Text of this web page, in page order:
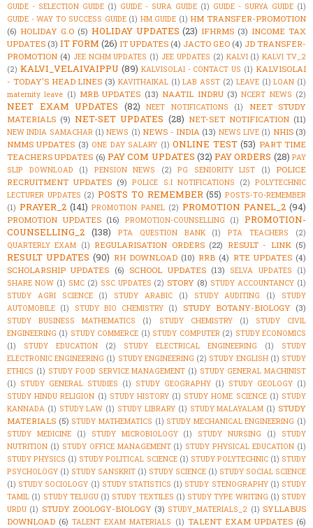
GUIDE - SELECTION GUIDE (1) GUIDE - SURA GUIDE (1) GUIDE - SURYA GUIDE (1)
GUIDE - WAY TO SUCCESS GUIDE (1) HM GUIDE (1) HM TRANSFER-PROMOTION
(6) HOLIDAY G.O (5) HOLIDAY UPDATES (23) IFHRMS (3) INCOME TAX
UPDATES (3) IT FORM (26) IT UPDATES (4) JACTO GEO (4) JD TRANSFER-
PROMOTION (4) JEE NCHM UPDATES (1) JEE UPDATES (2) KALVI (1) KALVI TV_2
(2) KALVI_VELAIVAIPPU (89) KALVISOLAI - CONTACT US (1) KALVISOLAI
- TODAY'S HEAD LINES (3) KAVITHAIKAL (1) LAB ASST (2) LEAVE (1) LOAN (1)
maternity leave (1) MRB UPDATES (13) NAATIL INDRU (3) NCERT NEWS (2)
NEET EXAM UPDATES (82) NEET NOTIFICATIONS (1)
NEET STUDY
MATERIALS (9) NET-SET UPDATES (28) NET-SET NOTIFICATION (11)
NEW INDIA SAMACHAR (1) NEWS (1) NEWS - INDIA (13) NEWS LIVE (1) NHIS (3)
NMMS UPDATES (3) ONE DAY SALARY (1) ONLINE TEST (53) PART TIME
TEACHERS UPDATES (6) PAY COM UPDATES (32) PAY ORDERS (28) PAY
SLIP DOWNLOAD
(1) PENSION NEWS (2) PG SENIORITY LIST (1)
POLICE
RECRUITMENT UPDATES (9) POLICE S.I NOTIFICATIONS (2) POLYTECHNIC
LECTURER UPDATES (2) POSTS TO REMEMBER (55) POSTS-TO-REMEMBER
(1) PRAYER_2 (141) PROMOTION PANEL (2) PROMOTION PANEL_2 (94)
PROMOTION UPDATES (16) PROMOTION-COUNSELLING (1)
PROMOTION-
COUNSELLING_2 (138) PTA QUESTION BANK (1) PTA TEACHERS
(2)
QUARTERLY EXAM (1) REGULARISATION ORDERS (22) RESULT - LINK (5)
RESULT UPDATES (90) RH DOWNLOAD (10) RRB (4) RTE UPDATES (4)
SCHOLARSHIP UPDATES (6) SCHOOL UPDATES (13) SELVA UPDATES
(1)
SHARE NOW (1) SMC (2) SSC UPDATES (2) STORY (8) STUDY ACCOUNTANCY (1)
STUDY AGRI SCIENCE
(1) STUDY ARABIC (1) STUDY AUDITING (1)
STUDY
AUTOMOBILE (1) STUDY BIO CHEMISTRY (1) STUDY BOTANY-BIOLOGY (3)
STUDY BUSINESS MATHEMATICS (1) STUDY CHEMISTRY (1)
STUDY CIVIL
ENGINEERING (1) STUDY COMMERCE (1) STUDY COMPUTER (2) STUDY ECONOMICS
(1)
STUDY EDUCATION (2) STUDY ELECTRICAL ENGINEERING (1)
STUDY
ELECTRONIC ENGINEERING (1) STUDY ENGINEERING (2) STUDY ENGLISH (1) STUDY
ETHICS (1) STUDY FOOD SERVICE MANAGEMENT (1) STUDY GENERAL MACHINIST
(1) STUDY GENERAL STUDIES (1) STUDY GEOGRAPHY (1) STUDY GEOLOGY (1)
STUDY HINDU RELIGION (1) STUDY HISTORY (1) STUDY HOME SCIENCE (1) STUDY
KANNADA (1) STUDY LAW (1) STUDY LIBRARY (1) STUDY MALAYALAM (1) STUDY
MATERIALS (5) STUDY MATHEMATICS (1) STUDY MECHANICAL ENGINEERING (1)
STUDY MEDICINE
(1) STUDY MICROBIOLOGY (1) STUDY NURSING (1)
STUDY
NUTRITION (1) STUDY OFFICE MANAGEMENT (1) STUDY PHYSICAL EDUCATION (1)
STUDY PHYSICS (1) STUDY POLITICAL SCIENCE (1) STUDY POLYTECHNIC (1) STUDY
PSYCHOLOGY (1) STUDY SANSKRIT (1) STUDY SCIENCE (1) STUDY SOCIAL SCIENCE
(1) STUDY SOCIOLOGY (1) STUDY STATISTICS (1) STUDY STENOGRAPHY (1) STUDY
TAMIL (1) STUDY TELUGU (1) STUDY TEXTILES (1) STUDY TYPE WRITING (1) STUDY
URDU (1) STUDY ZOOLOGY-BIOLOGY (3) STUDY_MATERIALS_2 (1) SYLLABUS
DOWNLOAD (6) TALENT EXAM MATERIALS (1) TALENT EXAM UPDATES (6)